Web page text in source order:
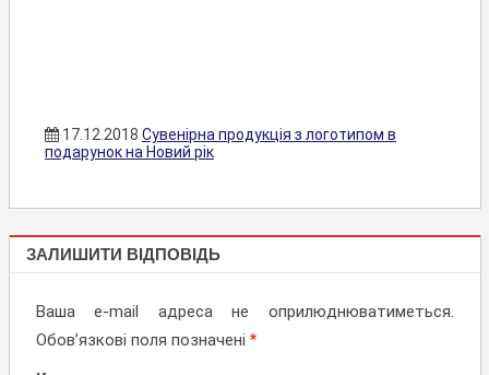
17.12.2018 Сувенірна продукція з логотипом в
подарунок на Новий рік
КАЛЕНДАРІ
ЗАЛИШИТИ ВІДПОВІДЬ
Ваша e-mail адреса не оприлюднюватиметься.
Обов’язкові поля позначені *